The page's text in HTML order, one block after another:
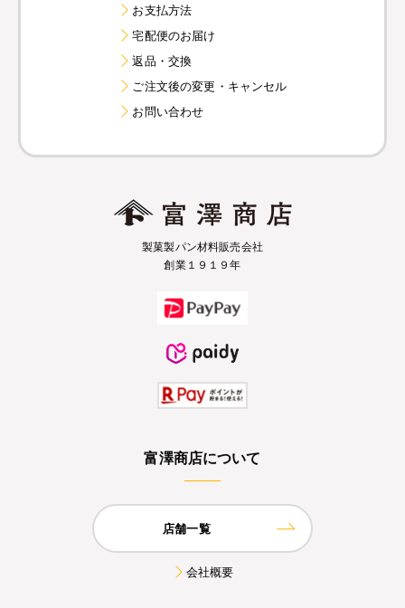
お支払方法
宅配便のお届け
返品・交換
ご注文後の変更・キャンセル
お問い合わせ
製菓製パン材料販売会社
創業１９１９年
富澤商店について
店舗一覧
会社概要